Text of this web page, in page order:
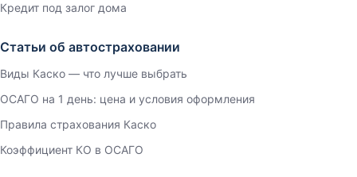
Кредит под залог дома
Статьи об автостраховании
Виды Каско — что лучше выбрать
ОСАГО на 1 день: цена и условия оформления
Правила страхования Каско
Коэффициент КО в ОСАГО